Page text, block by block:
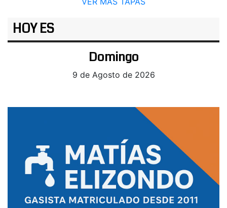
HOY ES
Domingo
9 de Agosto de 2026